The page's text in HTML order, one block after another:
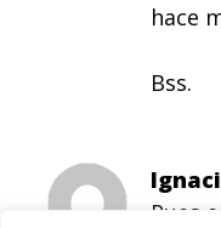
hace
Bss.
Pues